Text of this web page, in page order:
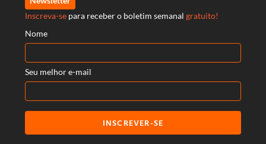
Inscreva-se para receber o boletim semanal gratuito!
Nome
Seu melhor e-mail
INSCREVER-SE